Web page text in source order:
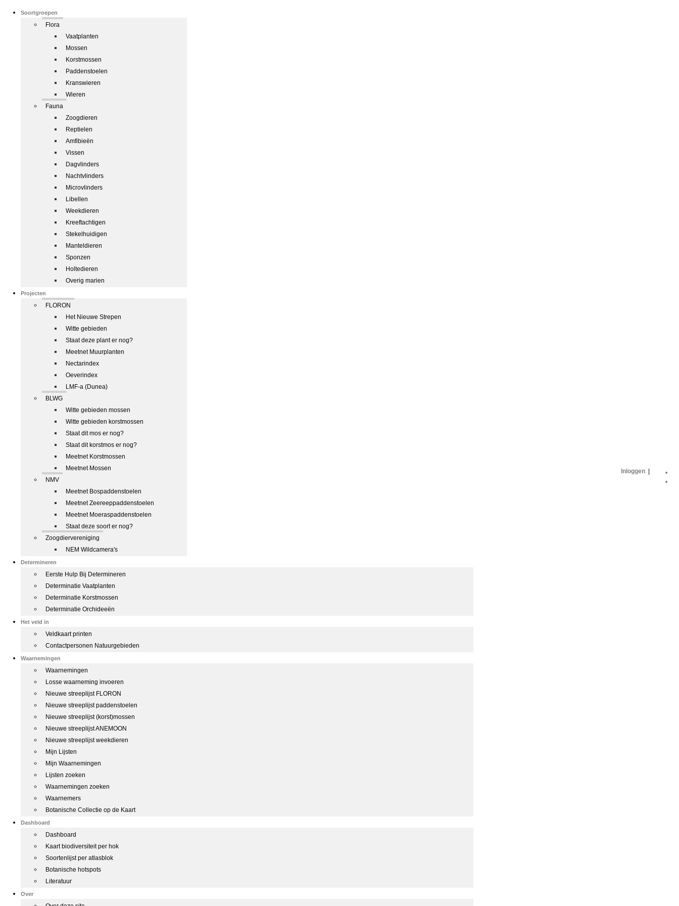
Soortgroepen
Flora
Vaatplanten
Mossen
Korstmossen
Paddenstoelen
Kranswieren
Wieren
Fauna
Zoogdieren
Reptielen
Amfibieën
Vissen
Dagvlinders
Nachtvlinders
Microvlinders
Libellen
Weekdieren
Kreeftachtigen
Stekelhuidigen
Manteldieren
Sponzen
Holtedieren
Overig marien
Projecten
FLORON
Het Nieuwe Strepen
Witte gebieden
Staat deze plant er nog?
Meetnet Muurplanten
Nectarindex
Oeverindex
LMF-a (Dunea)
BLWG
Witte gebieden mossen
Witte gebieden korstmossen
Staat dit mos er nog?
Staat dit korstmos er nog?
Meetnet Korstmossen
Meetnet Mossen
NMV
Meetnet Bospaddenstoelen
Meetnet Zeereeppaddenstoelen
Meetnet Moeraspaddenstoelen
Staat deze soort er nog?
Zoogdiervereniging
NEM Wildcamera's
Determineren
Eerste Hulp Bij Determineren
Determinatie Vaatplanten
Determinatie Korstmossen
Determinatie Orchideeën
Het veld in
Veldkaart printen
Contactpersonen Natuurgebieden
Waarnemingen
Waarnemingen
Losse waarneming invoeren
Nieuwe streeplijst FLORON
Nieuwe streeplijst paddenstoelen
Nieuwe streeplijst (korst)mossen
Nieuwe streeplijst ANEMOON
Nieuwe streeplijst weekdieren
Mijn Lijsten
Mijn Waarnemingen
Lijsten zoeken
Waarnemingen zoeken
Waarnemers
Botanische Collectie op de Kaart
Dashboard
Dashboard
Kaart biodiversiteit per hok
Soortenlijst per atlasblok
Botanische hotspots
Literatuur
Over
Inloggen